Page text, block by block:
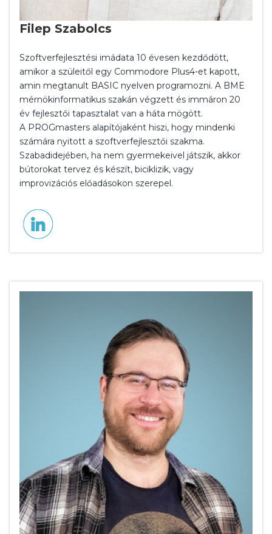
Filep Szabolcs
Szoftverfejlesztési imádata 10 évesen kezdődött,
amikor a szüleitől egy Commodore Plus4-et kapott,
amin megtanult BASIC nyelven programozni. A BME
mérnökinformatikus szakán végzett és immáron 20
év fejlesztői tapasztalat van a háta mögött.
A PROGmasters alapítójaként hiszi, hogy mindenki
számára nyitott a szoftverfejlesztői szakma.
Szabadidejében, ha nem gyermekeivel játszik, akkor
bútorokat tervez és készít, biciklizik, vagy
improvizációs előadásokon szerepel.